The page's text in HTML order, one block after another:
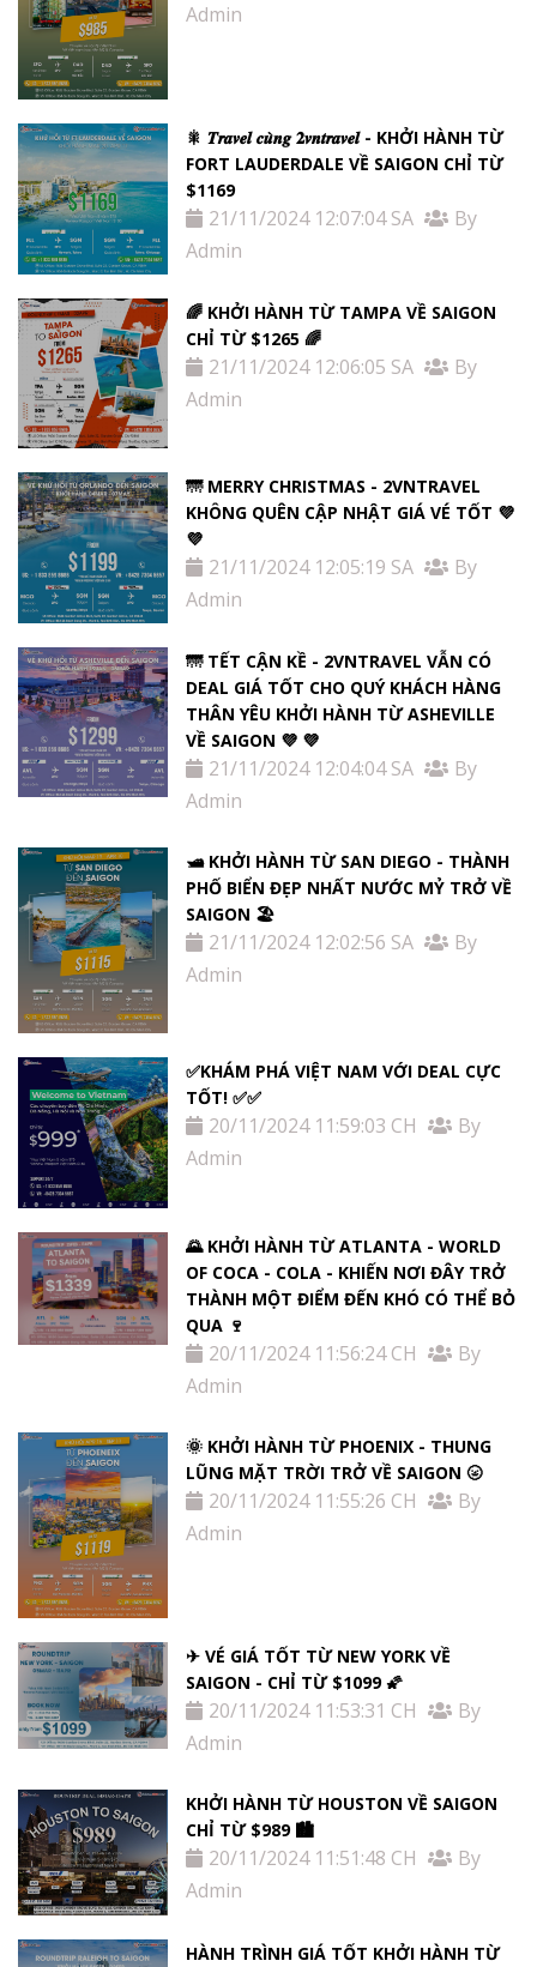
Admin
🎇 𝑻𝒓𝒂𝒗𝒆𝒍 𝒄𝒖̀𝒏𝒈 𝟐𝒗𝒏𝒕𝒓𝒂𝒗𝒆𝒍 - KHỞI HÀNH TỪ
FORT LAUDERDALE VỀ SAIGON CHỈ TỪ
$1169
21/11/2024 12:07:04 SA
By
Admin
🌈 KHỞI HÀNH TỪ TAMPA VỀ SAIGON
CHỈ TỪ $1265 🌈
21/11/2024 12:06:05 SA
By
Admin
🌁 MERRY CHRISTMAS - 2VNTRAVEL
KHÔNG QUÊN CẬP NHẬT GIÁ VÉ TỐT 💜
💜
21/11/2024 12:05:19 SA
By
Admin
🌁 TẾT CẬN KỀ - 2VNTRAVEL VẪN CÓ
DEAL GIÁ TỐT CHO QUÝ KHÁCH HÀNG
THÂN YÊU KHỞI HÀNH TỪ ASHEVILLE
VỀ SAIGON 💜 💜
21/11/2024 12:04:04 SA
By
Admin
🛥️ KHỞI HÀNH TỪ SAN DIEGO - THÀNH
PHỐ BIỂN ĐẸP NHẤT NƯỚC MỶ TRỞ VỀ
SAIGON 🏖️
21/11/2024 12:02:56 SA
By
Admin
✅KHÁM PHÁ VIỆT NAM VỚI DEAL CỰC
TỐT! ✅✅
20/11/2024 11:59:03 CH
By
Admin
🌄 KHỞI HÀNH TỪ ATLANTA - WORLD
OF COCA - COLA - KHIẾN NƠI ĐÂY TRỞ
THÀNH MỘT ĐIỂM ĐẾN KHÓ CÓ THỂ BỎ
QUA 🍷
20/11/2024 11:56:24 CH
By
Admin
🌞 KHỞI HÀNH TỪ PHOENIX - THUNG
LŨNG MẶT TRỜI TRỞ VỀ SAIGON 🌝
20/11/2024 11:55:26 CH
By
Admin
✈ VÉ GIÁ TỐT TỪ NEW YORK VỀ
SAIGON - CHỈ TỪ $1099 🌠
20/11/2024 11:53:31 CH
By
Admin
KHỞI HÀNH TỪ HOUSTON VỀ SAIGON
CHỈ TỪ $989 🏙
20/11/2024 11:51:48 CH
By
Admin
HÀNH TRÌNH GIÁ TỐT KHỞI HÀNH TỪ